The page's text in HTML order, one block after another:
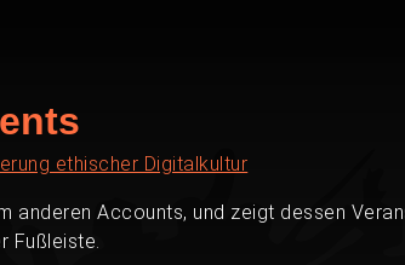
ethischer Digitalkultur
Accounts, und zeigt dessen
Fußleiste.